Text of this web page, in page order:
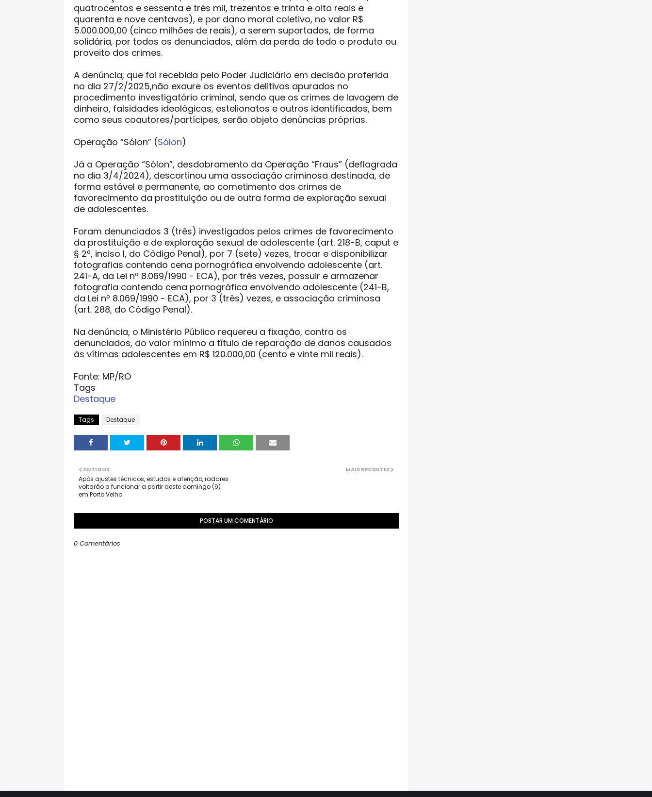
quatrocentos e sessenta e três mil, trezentos e trinta e oito reais e
quarenta e nove centavos), e por dano moral coletivo, no valor R$
5.000.000,00 (cinco milhões de reais), a serem suportados, de forma
solidária, por todos os denunciados, além da perda de todo o produto ou
proveito dos crimes.
A denúncia, que foi recebida pelo Poder Judiciário em decisão proferida
no dia 27/2/2025,não exaure os eventos delitivos apurados no
procedimento investigatório criminal, sendo que os crimes de lavagem de
dinheiro, falsidades ideológicas, estelionatos e outros identificados, bem
como seus coautores/partícipes, serão objeto denúncias próprias.
Operação “Sólon” (Sólon)
Já a Operação “Sólon”, desdobramento da Operação “Fraus” (deflagrada
no dia 3/4/2024), descortinou uma associação criminosa destinada, de
forma estável e permanente, ao cometimento dos crimes de
favorecimento da prostituição ou de outra forma de exploração sexual
de adolescentes.
Foram denunciados 3 (três) investigados pelos crimes de favorecimento
da prostituição e de exploração sexual de adolescente (art. 218-B, caput e
§ 2º, inciso I, do Código Penal), por 7 (sete) vezes, trocar e disponibilizar
fotografias contendo cena pornográfica envolvendo adolescente (art.
241-A, da Lei nº 8.069/1990 - ECA), por três vezes, possuir e armazenar
fotografia contendo cena pornográfica envolvendo adolescente (241-B,
da Lei nº 8.069/1990 - ECA), por 3 (três) vezes, e associação criminosa
(art. 288, do Código Penal).
Na denúncia, o Ministério Público requereu a fixação, contra os
denunciados, do valor mínimo a título de reparação de danos causados
às vítimas adolescentes em R$ 120.000,00 (cento e vinte mil reais).
Fonte: MP/RO
Tags
Destaque
Tags Destaque
MAIS RECENTES
ANTIGOS
Após ajustes técnicos, estudos e aferição, radares
voltarão a funcionar a partir deste domingo (9)
em Porto Velho
POSTAR UM COMENTÁRIO
0 Comentários